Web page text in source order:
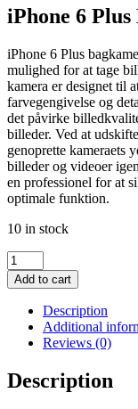
iPhone 6
iPhone 6 Plus
mulighed for at tage
kamera er designet til
farvegengivelse og
det påvirke
billeder. Ved at
genoprette kameraets
billeder og videoer
en professionel for at
optimale funktion.
10 in stock
iPhone
6
Plus
Bag
Kamera
quantity
Add to cart
Description
Additional
Reviews (0)
Description